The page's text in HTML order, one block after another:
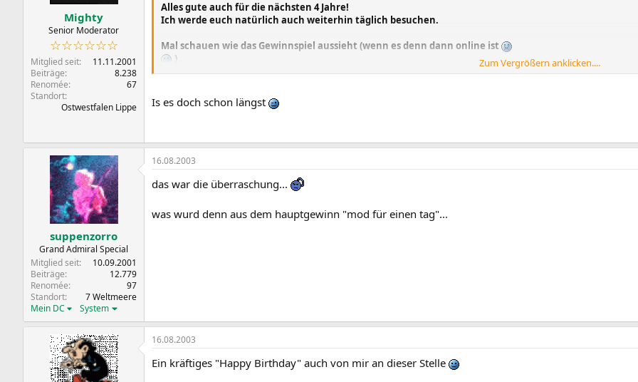
Mighty
Senior Moderator
☆☆☆☆☆☆
Mitglied seit
11.11.2001
Beiträge
8.238
Renomée
67
Standort
Ostwestfalen Lippe
Alles gute auch für die nächsten 4 Jahre!
Ich werde euch natürlich auch weiterhin täglich besuchen.
Mal schauen wie das Gewinnspiel aussieht (wenn es denn dann online ist
)
Hardwarefreak
Zum Vergrößern anklicken....
Is es doch schon längst
suppenzorro
Grand Admiral Special
Mitglied seit
10.09.2001
Beiträge
12.779
Renomée
97
Standort
7 Weltmeere
Mein DC
System
16.08.2003
das war die überraschung...
was wurd denn aus dem hauptgewinn "mod für einen tag"...
16.08.2003
Ein kräftiges "Happy Birthday" auch von mir an dieser Stelle